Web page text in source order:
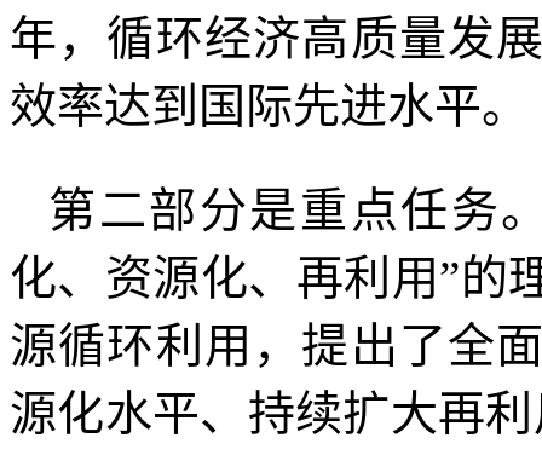
年，循环经济高质量发
效率达到国际先进水平。
第二部分是重点任务
化、资源化、再利用”的
源循环利用，提出了全
源化水平、持续扩大再